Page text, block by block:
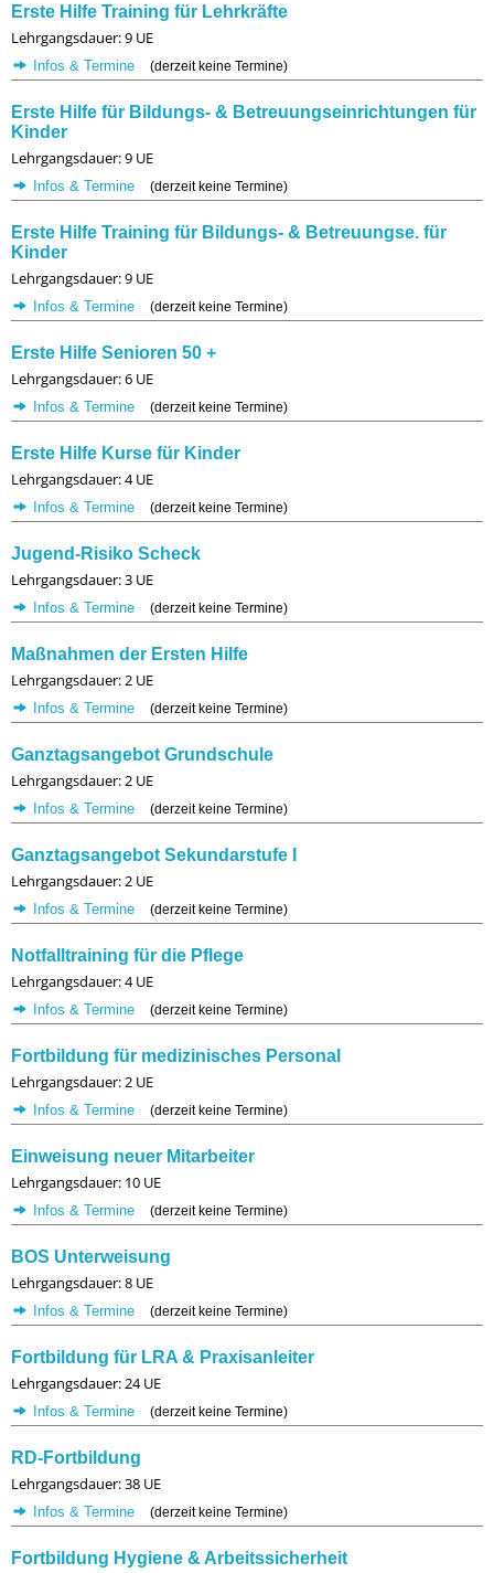
Erste Hilfe Training für Lehrkräfte
Lehrgangsdauer: 9 UE
Infos & Termine (derzeit keine Termine)
Erste Hilfe für Bildungs- & Betreuungseinrichtungen für
Kinder
Lehrgangsdauer: 9 UE
Infos & Termine (derzeit keine Termine)
Erste Hilfe Training für Bildungs- & Betreuungse. für
Kinder
Lehrgangsdauer: 9 UE
Infos & Termine (derzeit keine Termine)
Erste Hilfe Senioren 50 +
Lehrgangsdauer: 6 UE
Infos & Termine (derzeit keine Termine)
Erste Hilfe Kurse für Kinder
Lehrgangsdauer: 4 UE
Infos & Termine (derzeit keine Termine)
Jugend-Risiko Scheck
Lehrgangsdauer: 3 UE
Infos & Termine (derzeit keine Termine)
Maßnahmen der Ersten Hilfe
Lehrgangsdauer: 2 UE
Infos & Termine (derzeit keine Termine)
Ganztagsangebot Grundschule
Lehrgangsdauer: 2 UE
Infos & Termine (derzeit keine Termine)
Ganztagsangebot Sekundarstufe I
Lehrgangsdauer: 2 UE
Infos & Termine (derzeit keine Termine)
Notfalltraining für die Pflege
Lehrgangsdauer: 4 UE
Infos & Termine (derzeit keine Termine)
Fortbildung für medizinisches Personal
Lehrgangsdauer: 2 UE
Infos & Termine (derzeit keine Termine)
Einweisung neuer Mitarbeiter
Lehrgangsdauer: 10 UE
Infos & Termine (derzeit keine Termine)
BOS Unterweisung
Lehrgangsdauer: 8 UE
Infos & Termine (derzeit keine Termine)
Fortbildung für LRA & Praxisanleiter
Lehrgangsdauer: 24 UE
Infos & Termine (derzeit keine Termine)
RD-Fortbildung
Lehrgangsdauer: 38 UE
Infos & Termine (derzeit keine Termine)
Fortbildung Hygiene & Arbeitssicherheit